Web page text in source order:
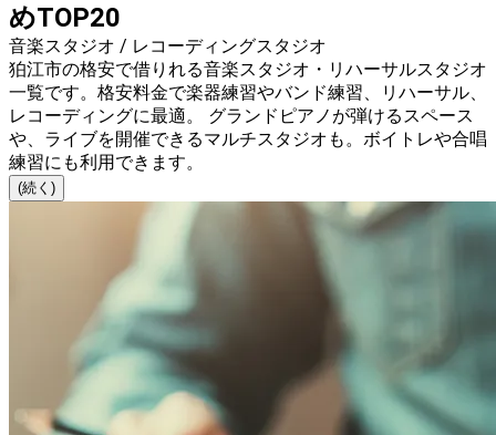
めTOP20
音楽スタジオ / レコーディングスタジオ
狛江市の格安で借りれる音楽スタジオ・リハーサルスタジオ
一覧です。格安料金で楽器練習やバンド練習、リハーサル、
レコーディングに最適。 グランドピアノが弾けるスペース
や、ライブを開催できるマルチスタジオも。ボイトレや合唱
練習にも利用できます。
(続く)